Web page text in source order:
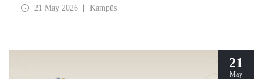
bir araya getirdi.
21 May 2026 Kampüs
21
May